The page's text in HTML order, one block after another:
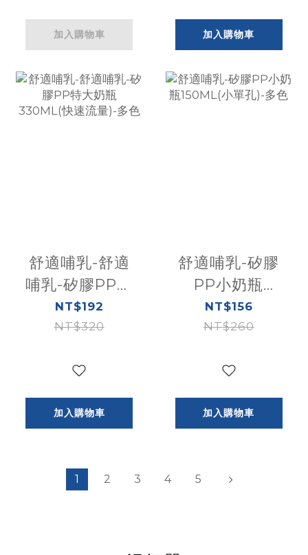
加入購物車 加入購物車
舒適哺乳-舒適
哺乳-矽膠PP特
大奶瓶
330ML(快速流
NT$192
NT$320
加入購物車
舒適哺乳-矽膠
PP小奶瓶
150ML(小單孔)-
多色
NT$156
NT$260
加入購物車
1 2 3 4 5